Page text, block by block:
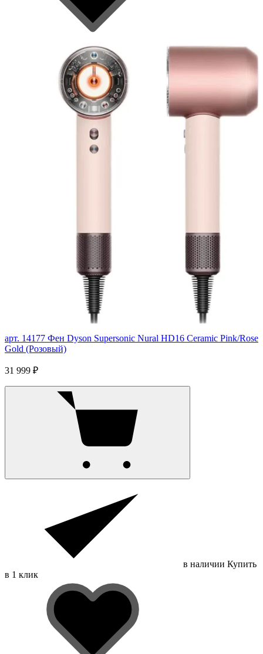
арт. 14177 Фен Dyson Supersonic Nural HD16 Ceramic Pink/Rose
Gold (Розовый)
31 999 ₽
в наличии Купить
в 1 клик